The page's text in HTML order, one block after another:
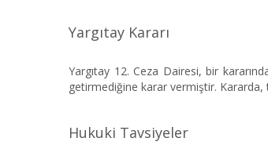
Yargıtay Kararı
Yargıtay 12. Ceza Dairesi, bir
getirmediğine karar vermiştir. Kararda,
Hukuki Tavsiyeler